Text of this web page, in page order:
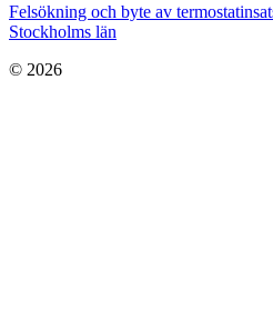
Felsökning och byte av
Stockholms län
© 2026